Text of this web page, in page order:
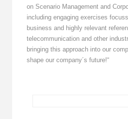
on Scenario Management and
including engaging exercises
business and highly relevant
telecommunication and other
bringing this approach into our
shape our company´s future!“